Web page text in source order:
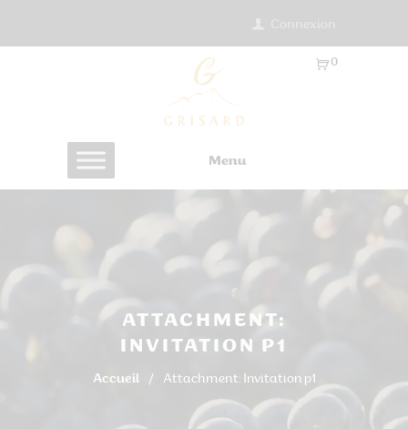
Menu
0
ATTACHMENT:
INVITATION P1
Accueil Attachment: Invitation p1